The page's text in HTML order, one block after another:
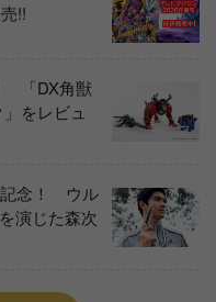
!!
「DX角獣
をレビュ
記念！ ウル
演じた森次